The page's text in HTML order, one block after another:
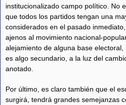
institucionalizado campo político. No
que todos los partidos tengan una
considerados en el pasado
ajenos al movimiento nacional-
alejamiento de alguna base electoral,
es algo secundario, a la luz del
anotado.
Por último, es claro también que el
surgirá, tendrá grandes semejanzas